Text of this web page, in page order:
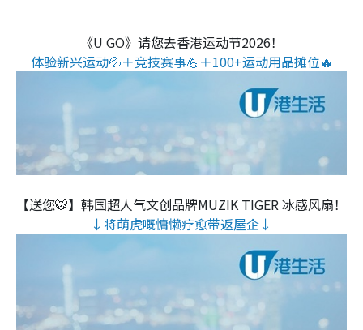
《U GO》请您去香港运动节2026！
体验新兴运动💦＋竞技赛事💪＋100+运动用品摊位🔥
【送您🐯】韩国超人气文创品牌MUZIK TIGER 冰感风扇！
↓将萌虎嘅慵懒疗愈带返屋企↓